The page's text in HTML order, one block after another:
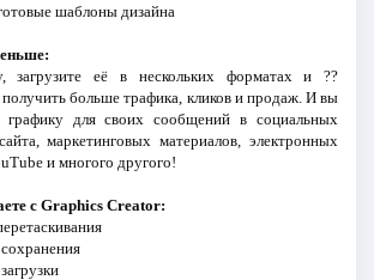
шаблоны дизайна
загрузите её в нескольких форматах и ??
больше трафика, кликов и продаж. И вы
графику для своих сообщений в социальных
маркетинговых материалов, электронных
и многого другого!
с Graphics Creator: